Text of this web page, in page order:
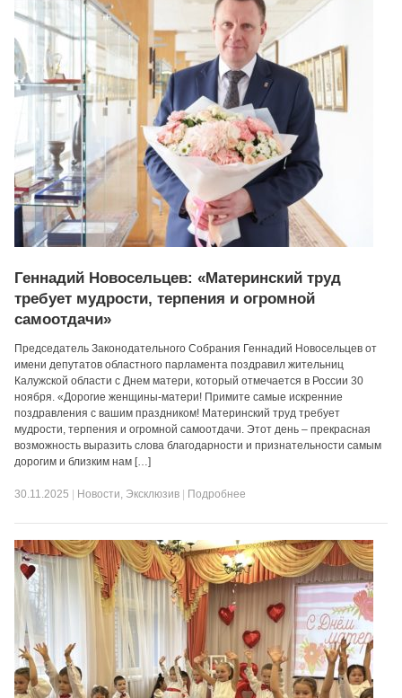
Геннадий Новосельцев: «Материнский труд
требует мудрости, терпения и огромной
самоотдачи»
Председатель Законодательного Собрания Геннадий Новосельцев от
имени депутатов областного парламента поздравил жительниц
Калужской области с Днем матери, который отмечается в России 30
ноября. «Дорогие женщины-матери! Примите самые искренние
поздравления с вашим праздником! Материнский труд требует
мудрости, терпения и огромной самоотдачи. Этот день – прекрасная
возможность выразить слова благодарности и признательности самым
дорогим и близким нам […]
30.11.2025 Новости, Эксклюзив Подробнее